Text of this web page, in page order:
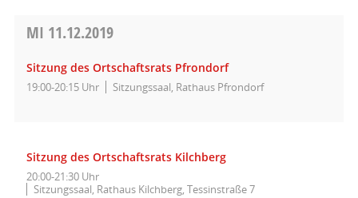
MI 11.12.2019
Sitzung des Ortschaftsrats Pfrondorf
19:00-20:15 Uhr Sitzungssaal, Rathaus Pfrondorf
Sitzung des Ortschaftsrats Kilchberg
20:00-21:30 Uhr
Sitzungssaal, Rathaus Kilchberg, Tessinstraße 7